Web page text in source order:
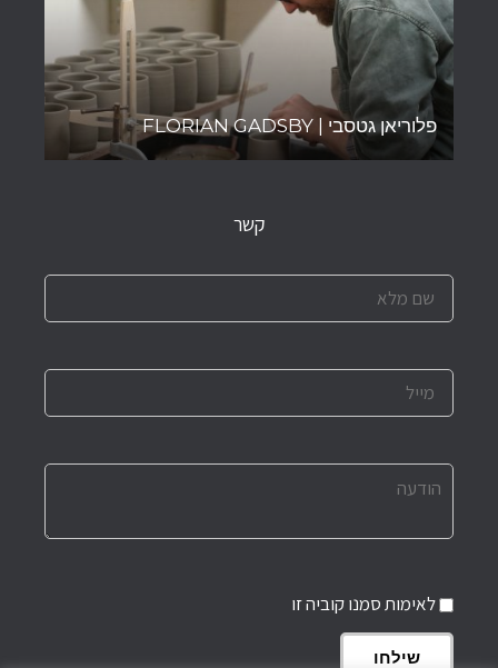
פלוריאן גטסבי | FLORIAN GADSBY
קשר
לאימות סמנו קוביה זו
שילחו